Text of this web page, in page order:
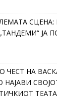
ЈА
ЧЕСТ НА
НАЈАВИ